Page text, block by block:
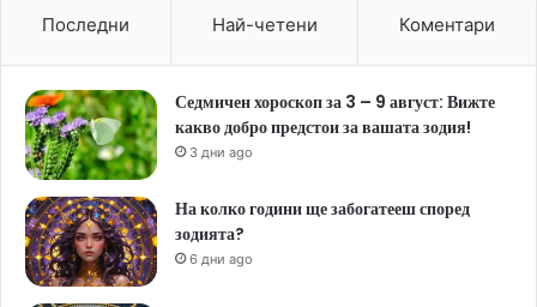
Последни Най-четени Коментари
Седмичен хороскоп за 3 – 9 август: Вижте
какво добро предстои за вашата зодия!
3 дни ago
На колко години ще забогатееш според
зодията?
6 дни ago